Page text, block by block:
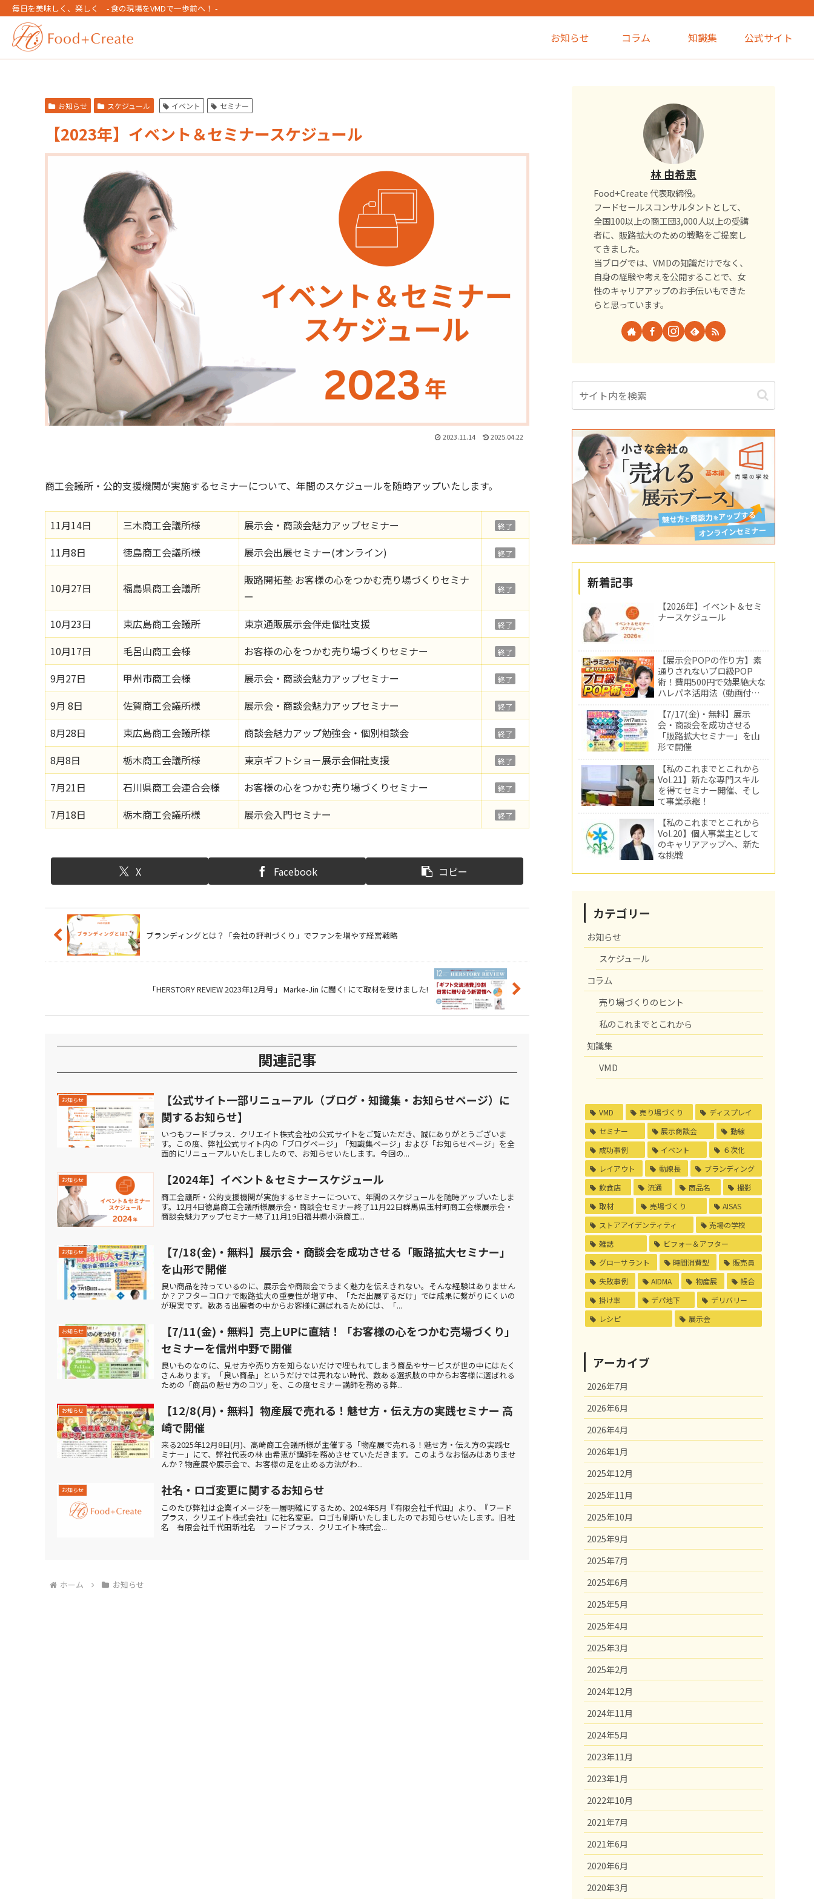
毎日を美味しく、楽しく - 食の現場をVMDで一歩前へ！ -
お知らせ コラム 知識集 公式サイト
お知らせ スケジュール イベント セミナー
【2023年】イベント＆セミナースケジュール
2023.11.14 2025.04.22
商工会議所・公的支援機関が実施するセミナーについて、年間のスケジュールを随時アップいたします。
11月14日 三木商工会議所様 展示会・商談会魅力アップセミナー 終了
11月8日 徳島商工会議所様 展示会出展セミナー(オンライン) 終了
10月27日 福島県商工会議所
販路開拓塾 お客様の心をつかむ売り場づくりセミナ
ー
終了
10月23日 東広島商工会議所 東京通販展示会伴走個社支援 終了
10月17日 毛呂山商工会様 お客様の心をつかむ売り場づくりセミナー 終了
9月27日 甲州市商工会様 展示会・商談会魅力アップセミナー 終了
9月 8日 佐賀商工会議所様 展示会・商談会魅力アップセミナー 終了
8月28日 東広島商工会議所様 商談会魅力アップ勉強会・個別相談会 終了
8月8日 栃木商工会議所様 東京ギフトショー展示会個社支援 終了
7月21日 石川県商工会連合会様 お客様の心をつかむ売り場づくりセミナー 終了
7月18日 栃木商工会議所様 展示会入門セミナー 終了
X Facebook コピー
ブランディングとは？「会社の評判づくり」でファンを増やす経営戦略
「HERSTORY REVIEW 2023年12月号」 Marke-Jin に聞く! にて取材を受けました!
関連記事
お知らせ
【公式サイト一部リニューアル（ブログ・知識集・お知らせページ）に
関するお知らせ】
いつもフードプラス．クリエイト株式会社の公式サイトをご覧いただき、誠にありがとうございま
す。この度、弊社公式サイト内の「ブログページ」「知識集ページ」および「お知らせページ」を全
面的にリニューアルいたしましたので、お知らせいたします。今回の...
お知らせ 【2024年】イベント＆セミナースケジュール
商工会議所・公的支援機関が実施するセミナーについて、年間のスケジュールを随時アップいたしま
す。12月4日徳島商工会議所様展示会・商談会セミナー終了11月22日群馬県玉村町商工会様展示会・
商談会魅力アップセミナー終了11月19日福井県小浜商工...
お知らせ
【7/18(金)・無料】展示会・商談会を成功させる「販路拡大セミナー」
を山形で開催
良い商品を持っているのに、展示会や商談会でうまく魅力を伝えきれない。そんな経験はありません
か？アフターコロナで販路拡大の重要性が増す中、「ただ出展するだけ」では成果に繋がりにくいの
が現実です。数ある出展者の中からお客様に選ばれるためには、「...
お知らせ
【7/11(金)・無料】売上UPに直結！「お客様の心をつかむ売場づくり」
セミナーを信州中野で開催
良いものなのに、見せ方や売り方を知らないだけで埋もれてしまう商品やサービスが世の中にはたく
さんあります。「良い商品」というだけでは売れない時代、数ある選択肢の中からお客様に選ばれる
ための「商品の魅せ方のコツ」を、この度セミナー講師を務める弊...
お知らせ
【12/8(月)・無料】物産展で売れる！魅せ方・伝え方の実践セミナー 高
崎で開催
来る2025年12月8日(月)、高崎商工会議所様が主催する「物産展で売れる！魅せ方・伝え方の実践セ
ミナー」にて、弊社代表の林 由希恵が講師を務めさせていただきます。このようなお悩みはありませ
んか？物産展や展示会で、お客様の足を止める方法がわ...
お知らせ 社名・ロゴ変更に関するお知らせ
このたび弊社は企業イメージを一層明確にするため、2024年5月『有限会社千代田』より、『フード
プラス．クリエイト株式会社』に社名変更。ロゴも刷新いたしましたのでお知らせいたします。旧社
名 有限会社千代田新社名 フードプラス．クリエイト株式会...
ホーム お知らせ
林 由希恵
Food+Create 代表取締役。
フードセールスコンサルタントとして、
全国100以上の商工団3,000人以上の受講
者に、販路拡大のための戦略をご提案し
てきました。
当ブログでは、VMDの知識だけでなく、
自身の経験や考えを公開することで、女
性のキャリアアップのお手伝いもできた
らと思っています。
新着記事
【2026年】イベント＆セミ
ナースケジュール
【展示会POPの作り方】素
通りされないプロ級POP
術！費用500円で効果絶大な
ハレパネ活用法（動画付
【7/17(金)・無料】展示
会・商談会を成功させる
「販路拡大セミナー」を山
形で開催
【私のこれまでとこれから
Vol.21】新たな専門スキル
を得てセミナー開催、そし
て事業承継！
【私のこれまでとこれから
Vol.20】個人事業主として
のキャリアアップへ、新た
な挑戦
カテゴリー
お知らせ
スケジュール
コラム
売り場づくりのヒント
私のこれまでとこれから
知識集
VMD
VMD 売り場づくり
ディスプレイ
セミナー
展示商談会
動線
成功事例
イベント
６次化
レイアウト
動線長
ブランディング
飲食店
流通 商品名
撮影
取材
売場づくり
AISAS
ストアアイデンティティ
売場の学校
雑誌
ビフォー＆アフター
グローサラント
時間消費型
販売員
失敗事例
AIDMA 物産展
帳合
掛け率
デパ地下
デリバリー
レシピ
展示会
アーカイブ
2026年7月
2026年6月
2026年4月
2026年1月
2025年12月
2025年11月
2025年10月
2025年9月
2025年7月
2025年6月
2025年5月
2025年4月
2025年3月
2025年2月
2024年12月
2024年11月
2024年5月
2023年11月
2023年1月
2022年10月
2021年7月
2021年6月
2020年6月
2020年3月